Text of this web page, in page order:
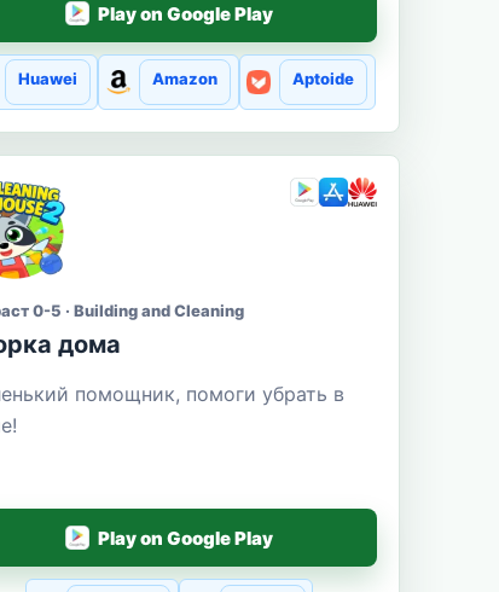
Play on Google Play
Huawei Amazon Aptoide
0-5 · Building and Cleaning
дома
помощник, помоги убрать в
Play on Google Play